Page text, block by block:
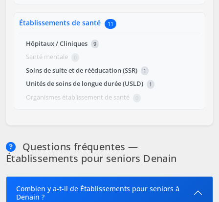
Établissements de santé 11
Hôpitaux / Cliniques 9
Santé mentale 0
Soins de suite et de rééducation (SSR) 1
Unités de soins de longue durée (USLD) 1
Organismes établissement de santé 0
Questions fréquentes —
Établissements pour seniors Denain
Combien y a-t-il de Établissements pour seniors à
Denain ?